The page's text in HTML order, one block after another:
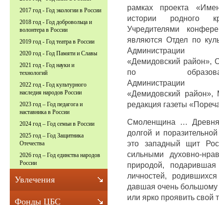
рамках проекта
истории родного
Учредителями
являются Отдел по
«Демидовский район»,
по
«Демидовский
редакция газеты
Смоленщина …
долгой и
это западный щит
сильными духовно-
природой,
личностей,
давшая очень большому
или ярко проявить свой
2017 год - Год экологии в России
2018 год - Год добровольца и
волонтера в России
2019 год - Год театра в России
2020 год - Год Памяти и Славы
2021 год - Год науки и
технологий
2022 год - Год культурного
наследия народов России
2023 год – Год педагога и
наставника в России
2024 год – Год семьи в России
2025 год – Год Защитника
Отечества
2026 год – Год единства народов
России
Увлечения
Фонды ЦБС